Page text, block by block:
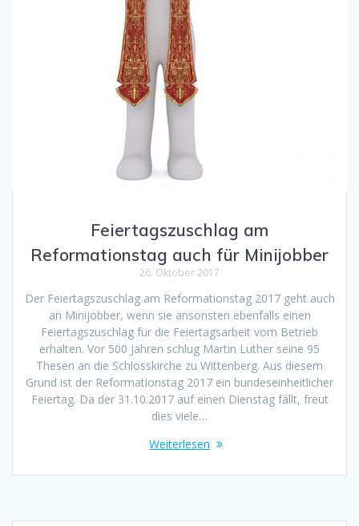
Feiertagszuschlag am
Reformationstag auch für Minijobber
26. Oktober 2017
Der Feiertagszuschlag am Reformationstag 2017 geht auch
an Minijobber, wenn sie ansonsten ebenfalls einen
Feiertagszuschlag für die Feiertagsarbeit vom Betrieb
erhalten. Vor 500 Jahren schlug Martin Luther seine 95
Thesen an die Schlosskirche zu Wittenberg. Aus diesem
Grund ist der Reformationstag 2017 ein bundeseinheitlicher
Feiertag. Da der 31.10.2017 auf einen Dienstag fällt, freut
dies viele…
Weiterlesen